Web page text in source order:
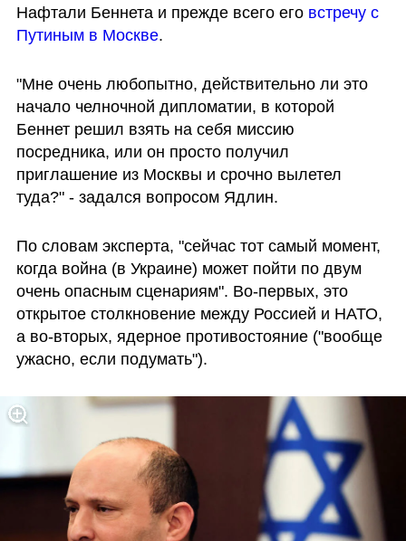
Нафтали Беннета и прежде всего его встречу с
Путиным в Москве.
"Мне очень любопытно, действительно ли это
начало челночной дипломатии, в которой
Беннет решил взять на себя миссию
посредника, или он просто получил
приглашение из Москвы и срочно вылетел
туда?" - задался вопросом Ядлин.
По словам эксперта, "сейчас тот самый момент,
когда война (в Украине) может пойти по двум
очень опасным сценариям". Во-первых, это
открытое столкновение между Россией и НАТО,
а во-вторых, ядерное противостояние ("вообще
ужасно, если подумать").